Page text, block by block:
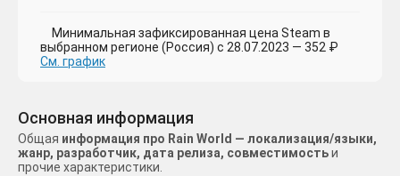
Минимальная зафиксированная цена Steam в
выбранном регионе (Россия) с 28.07.2023 — 352 ₽
См. график
Основная информация
Общая информация про Rain World — локализация/языки,
жанр, разработчик, дата релиза, совместимостьи
прочие характеристики.